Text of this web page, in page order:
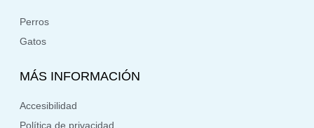
Perros
Gatos
MÁS INFORMACIÓN
Accesibilidad
Política de privacidad